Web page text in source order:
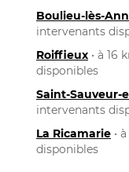
Boulieu-lès-
intervenants
Roiffieux • à 16
disponibles
Saint-Sauveur-
intervenants
La Ricamarie •
disponibles